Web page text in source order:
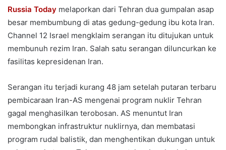
Russia Today melaporkan dari Tehran dua gumpalan asap
besar membumbung di atas gedung-gedung ibu kota Iran.
Channel 12 Israel mengklaim serangan itu ditujukan untuk
membunuh rezim Iran. Salah satu serangan diluncurkan ke
fasilitas kepresidenan Iran.
Serangan itu terjadi kurang 48 jam setelah putaran terbaru
pembicaraan Iran-AS mengenai program nuklir Tehran
gagal menghasilkan terobosan. AS menuntut Iran
membongkan infrastruktur nuklirnya, dan membatasi
program rudal balistik, dan menghentikan dukungan untuk